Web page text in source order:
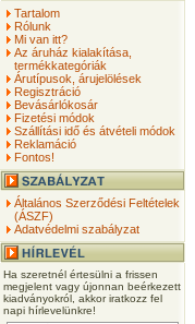
Tartalom
Rólunk
Mi van itt?
Az áruház kialakítása,
termékkategóriák
Árutípusok, árujelölések
Regisztráció
Bevásárlókosár
Fizetési módok
Szállítási idő és átvételi módok
Reklamáció
Fontos!
Általános Szerződési Feltételek
(ÁSZF)
Adatvédelmi szabályzat
Ha szeretnél értesülni a frissen
megjelent vagy újonnan beérkezett
kiadványokról, akkor iratkozz fel
napi hírlevelünkre!